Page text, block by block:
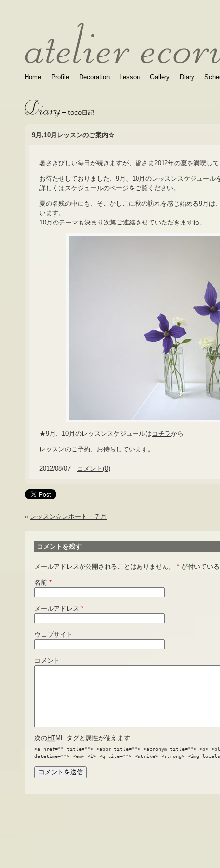
Home Profile Decoration Lesson Gallery Diary
9月,10月レッスンのご案内☆
暑さきびしい毎日が続きますが、皆さま2012年の夏を満喫し
お待たせしておりました、9月、10月のレッスンスケジュール
詳しくはスケジュールのページをご覧ください。
夏の名残の中にも、そこかしこに秋の訪れを感じ始める9月は
います。
10月のテーマも決まり次第ご連絡させていただきますね。
★9月、10月のレッスンスケジュールは コチラから
レッスンのご予約、お待ちしています。
2012/08/07｜ コメント(0)
« レッスン☆レポート ７月
コメントを残す
メールアドレスが公開されることはありません。 * が付いてい
名前 *
メールアドレス *
ウェブサイト
コメント
次のHTML タグと属性が使えます:
<a href="" title=""> <abbr title=""> <acronym title=""> <b>
datetime=""> <em> <i> <q cite=""> <strike> <strong> <img